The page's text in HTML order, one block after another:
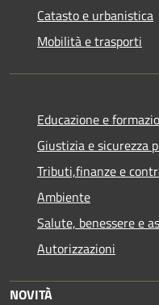
Catasto e urbanistica
Mobilità e trasporti
Educazione e
Giustizia e sicurezza
Tributi,finanze e
Ambiente
Salute, benessere e
Autorizzazioni
NOVITÀ